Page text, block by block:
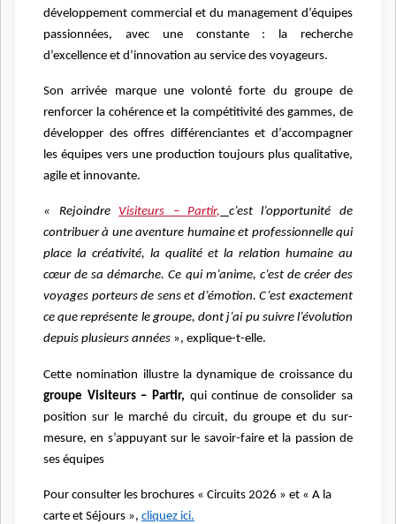
développement commercial et du management d’équipes
passionnées, avec une constante : la recherche
d’excellence et d’innovation au service des voyageurs.
Son arrivée marque une volonté forte du groupe de
renforcer la cohérence et la compétitivité des gammes, de
développer des offres différenciantes et d’accompagner
les équipes vers une production toujours plus qualitative,
agile et innovante.
« Rejoindre Visiteurs – Partir,
c’est l’opportunité de
contribuer à une aventure humaine et professionnelle qui
place la créativité, la qualité et la relation humaine au
cœur de sa démarche. Ce qui m’anime, c’est de créer des
voyages porteurs de sens et d’émotion. C’est exactement
ce que représente le groupe, dont j’ai pu suivre l’évolution
depuis plusieurs années », explique-t-elle.
Cette nomination illustre la dynamique de croissance du
groupe Visiteurs – Partir, qui continue de consolider sa
position sur le marché du circuit, du groupe et du sur-
mesure, en s’appuyant sur le savoir-faire et la passion de
ses équipes
Pour consulter les brochures « Circuits 2026 » et « A la
carte et Séjours », cliquez ici.